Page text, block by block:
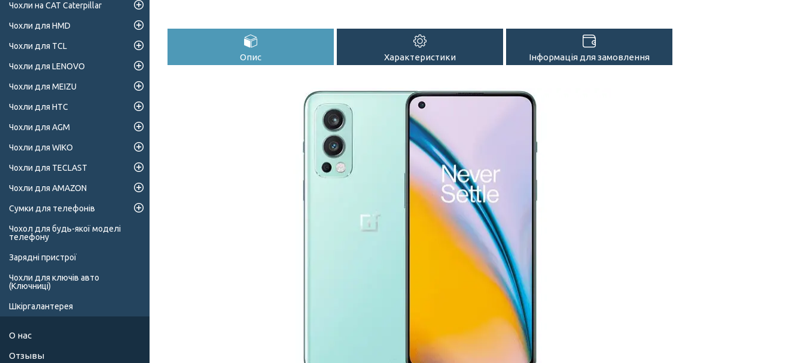
Опис Характеристики Інформація для замовлення
Чохли на CAT Caterpillar
Чохли для HMD
Чохли для TCL
Чохли для LENOVO
Чохли для MEIZU
Чохли для HTC
Чохли для AGM
Чохли для WIKO
Чохли для TECLAST
Чохли для AMAZON
Сумки для телефонів
Чохол для будь-якої моделі
телефону
Зарядні пристрої
Чохли для ключів авто
(Ключниці)
Шкіргалантерея
О нас
Отзывы